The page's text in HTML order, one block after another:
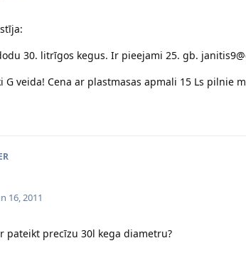
30. litrīgos kegus. Ir pieejami 25. gb.
G veida! Cena ar plastmasas apmali 15 Ls pilnie
16, 2011
pateikt precīzu 30l kega diametru?